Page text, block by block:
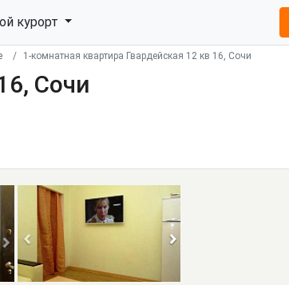
курорт
1-комнатная квартира Гвардейская 12 кв 16, Сочи
Сочи